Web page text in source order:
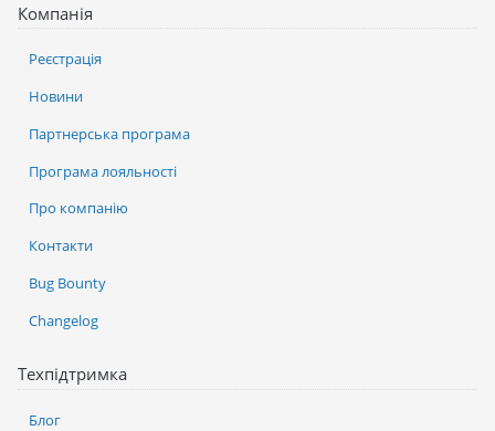
Компанія
Реєстрація
Новини
Партнерська програма
Програма лояльності
Про компанію
Контакти
Bug Bounty
Changelog
Техпідтримка
Блог